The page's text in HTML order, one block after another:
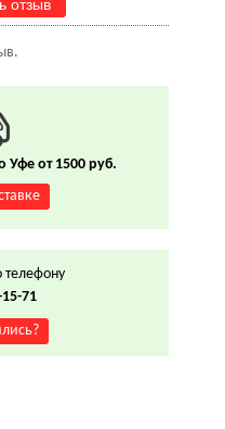
отзыв
Уфе от 1500 руб.
телефону
71